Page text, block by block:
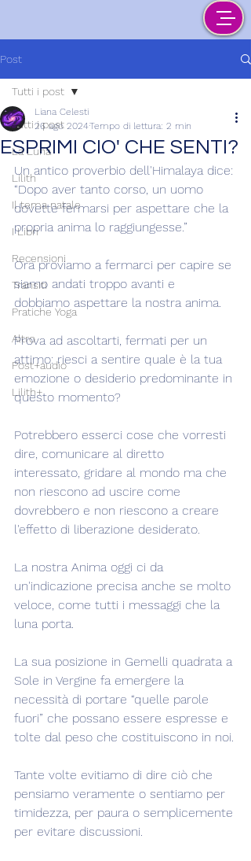
Post
Tutti i post
La Luna
Lilith
Il tema natale
I Libri
Recensioni
Transiti
Pratiche Yoga
Altro
Post+audio
Lilith+
Tutti i post
ESPRIMI CIO' CHE SENTI?
Liana Celesti
26 ago 2024Tempo di lettura: 2 min
Un antico proverbio dell'Himalaya dice:
“Dopo aver tanto corso, un uomo
dovette fermarsi per aspettare che la
propria anima lo raggiungesse.”
Ora proviamo a fermarci per capire se
siamo andati troppo avanti e
dobbiamo aspettare la nostra anima.
Prova ad ascoltarti, fermati per un
attimo: riesci a sentire quale è la tua
emozione o desiderio predominante in
questo momento?
Potrebbero esserci cose che vorresti
dire, comunicare al diretto
interessato, gridare al mondo ma che
non riescono ad uscire come
dovrebbero e non riescono a creare
l'effetto di liberazione desiderato.
La nostra Anima oggi ci da
un'indicazione precisa anche se molto
veloce, come tutti i messaggi che la
luna porta.
La sua posizione in Gemelli quadrata a
Sole in Vergine fa emergere la
necessità di portare “quelle parole
fuori” che possano essere espresse e
tolte dal peso che costituiscono in noi.
Tante volte evitiamo di dire ciò che
pensiamo veramente o sentiamo per
timidezza, per paura o semplicemente
per evitare discussioni.